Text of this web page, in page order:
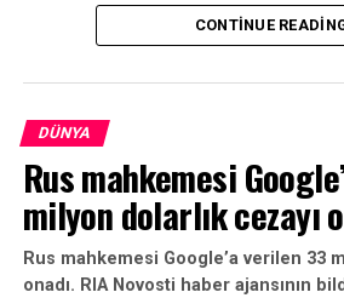
duyurdu. Volkswagen’in
sözcü Çarşamba günü yaptığı
CONTINUE
DÜNYA
Rus mahkemesi
milyon dolarlık cezayı
Rus mahkemesi Google’a verilen 33
onadı. RIA Novosti haber ajansının